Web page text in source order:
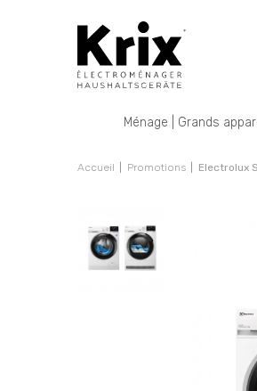
Ménage | Grands
Accueil Promotions Electrolux